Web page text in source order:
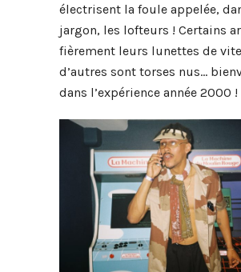
électrisent la foule appelée,
jargon, les lofteurs ! Certains
fièrement leurs lunettes de
d’autres sont torses nus…
dans l’expérience année 2000 !